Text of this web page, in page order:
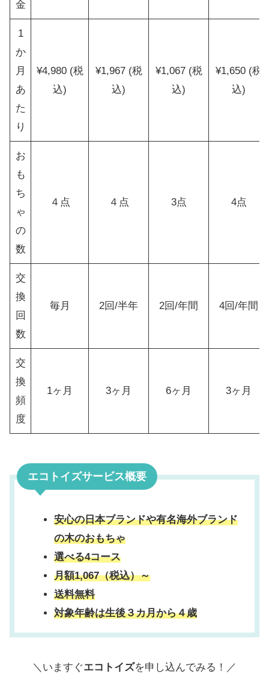
金
1
か
月
あ
た
り
¥4,980 (税
込)
¥1,967 (税
込)
¥1,067 (税
込)
¥1,650 (税
込)
お
も
ち
ゃ
の
数
４点 ４点 3点 4点
交
換
回
数
毎月 2回/半年 2回/年間 4回/年間
交
換
頻
度
1ヶ月 3ヶ月 6ヶ月 3ヶ月
エコトイズサービス概要
安心の日本ブランドや有名海外ブランド
の木のおもちゃ
選べる4コース
月額1,067（税込）～
送料無料
対象年齢は生後３カ月から４歳
＼いますぐエコトイズを申し込んでみる！／